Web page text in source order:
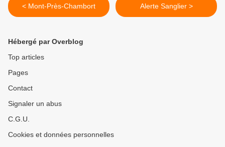
< Mont-Près-Chambort Alerte Sanglier >
Hébergé par Overblog
Top articles
Pages
Contact
Signaler un abus
C.G.U.
Cookies et données personnelles